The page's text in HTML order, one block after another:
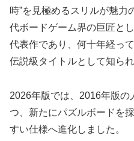
時”を見極めるスリルが魅力
代ボードゲーム界の巨匠と
代表作であり、何十年経っ
伝説級タイトルとして知られ
2026年版では、2016年版の
つ、新たにパズルボードを
すい仕様へ進化しました。